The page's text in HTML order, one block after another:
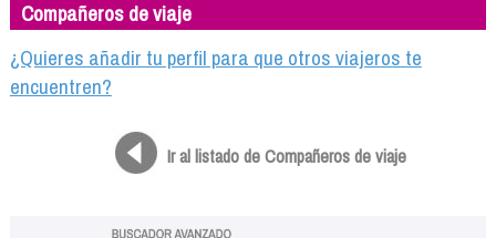
Libros
Compañeros de viaje
Compañeros de viaje
¿Quieres añadir tu perfil para que otros viajeros te
encuentren?
Ir al listado de Compañeros de viaje